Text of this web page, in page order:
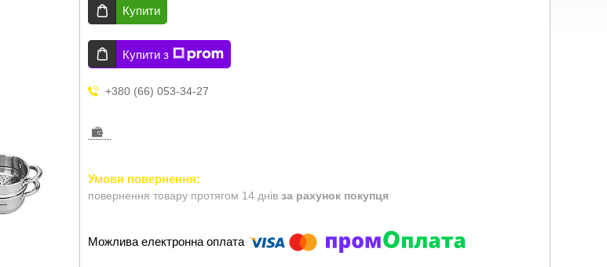
Купити
Купити з
+380 (66) 053-34-27
повернення товару протягом 14 днів за рахунок покупця